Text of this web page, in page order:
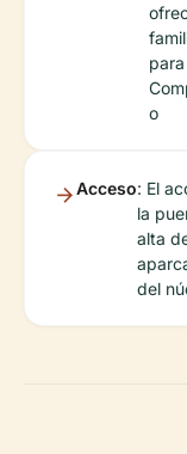
o
Acceso: El
la
alta
del